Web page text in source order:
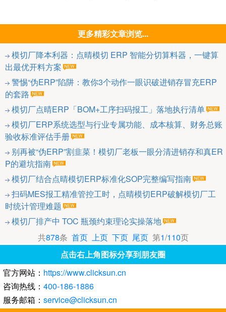
更多精彩文章浏览...
模切厂降本利器：点晴模切 ERP 智能分切算料器，一键算
出最优开料方案
警惕“伪ERP”陷阱：教你3个动作一眼识破进销存冒充ERP
的套路
模切厂点晴ERP「BOM+工序扫码报工」落地执行清单
模切厂ERP系统选型与行业专属功能、成本核算、财务总账
验收标准评估手册
别再被“伪ERP”割韭菜！模切厂老板一眼分清进销存和真ER
P的避坑指南
模切厂结合点晴模切ERP标准化SOP完整编写指南
扫码MES报工精准管控工时，点晴模切ERP破解模切厂工
时统计管理难题
模切厂排产中 TOC 瓶颈约束理论实操落地
共878条 首页 上页 下页 尾页第1/110页
点击右上角图标分享到朋友圈
官方网站： https://www.clicksun.cn
咨询热线： 400-186-1886
服务邮箱： service@clicksun.cn